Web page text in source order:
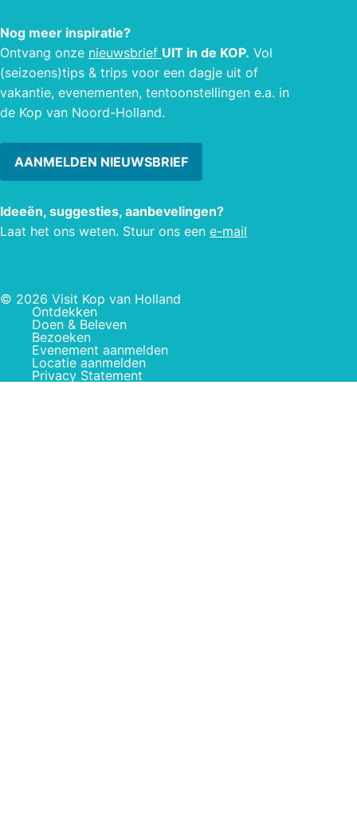
actief kunt zijn in de omgeving maar
ook kunt genieten van een lui dagje
strand met als afsluiting een prachtige
zonsondergang vanaf uw terras.
Nog meer inspiratie?
Ontvang onze nieuwsbrief UIT in de KOP. Vol
(seizoens)tips & trips voor een dagje uit of
vakantie, evenementen, tentoonstellingen e.a. in
de Kop van Noord-Holland.
AANMELDEN NIEUWSBRIEF
Ideeën, suggesties, aanbevelingen?
Laat het ons weten. Stuur ons een e-mail
© 2026 Visit Kop van Holland
Ontdekken
Doen & Beleven
Bezoeken
Evenement aanmelden
Locatie aanmelden
Privacy Statement